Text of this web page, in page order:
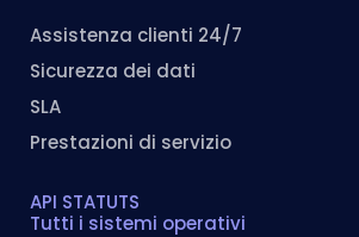
Assistenza clienti 24/7
Sicurezza dei dati
SLA
Prestazioni di servizio
API STATUTS
Tutti i sistemi operativi